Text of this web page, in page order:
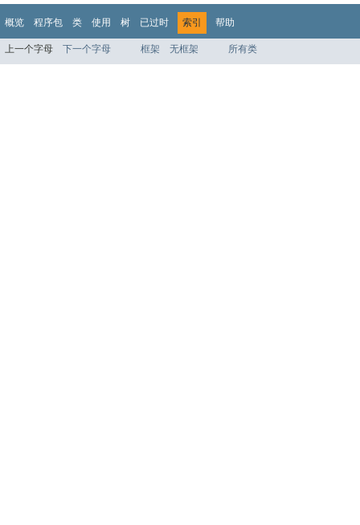
概览 程序包 类 使用 树 已过时 索引 帮助
上一个字母 下一个字母 框架 无框架 所有类